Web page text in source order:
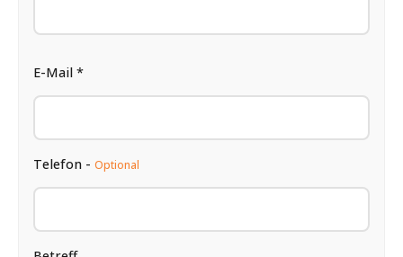
E-Mail *
Telefon - Optional